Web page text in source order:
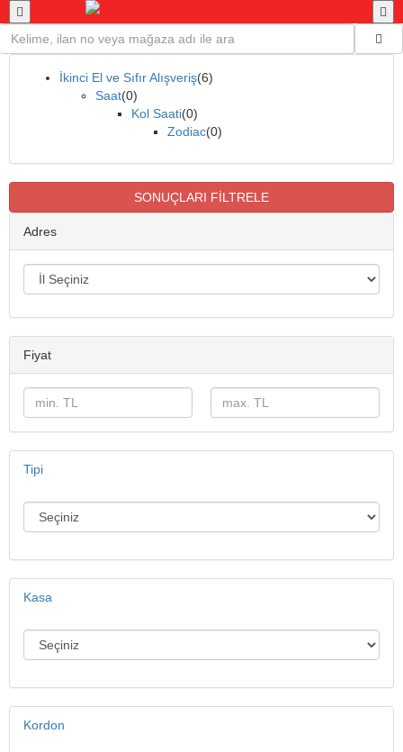
İkinci El ve Sıfır Alışveriş(6)
Saat(0)
Kol Saati(0)
Zodiac(0)
SONUÇLARI FİLTRELE
Adres
Fiyat
Tipi
Kasa
Kordon